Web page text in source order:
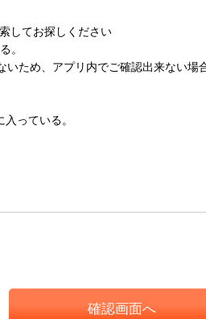
してお探しください
。
ため、アプリ内でご確認出来ない場
っている。
確認画面へ